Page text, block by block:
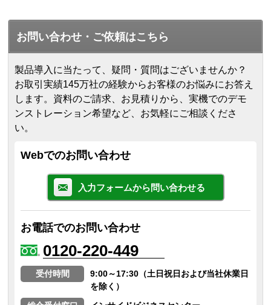
お問い合わせ・ご依頼はこちら
製品導入に当たって、疑問・質問はございませんか？
お取引実績145万社の経験からお客様のお悩みにお答え
します。 資料のご請求、お見積りから、実機でのデモ
ンストレーション希望など、お気軽にご相談くださ
い。
Webでのお問い合わせ
入力フォームから問い合わせる
お電話でのお問い合わせ
0120-220-449
受付時間
9:00～17:30（土日祝日および当社休業日
を除く）